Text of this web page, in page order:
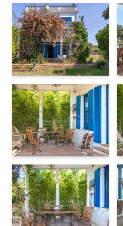
et à10 minutes de Calella et
bien reliée à Gérone (55 km) et
fait un bien adapté aussi bien à
résidence secondaire.
Un projet avec une
l’Empordà
Idéal pour ceux qui souhaitent
chargée d’histoire dans un cadre
des commodités.
Contactez-nous pour
tout ce que cette propriété